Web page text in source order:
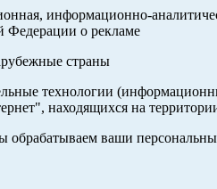
информационно-
Федерации о рекламе
страны
технологии
находящихся на
обрабатываем ваши